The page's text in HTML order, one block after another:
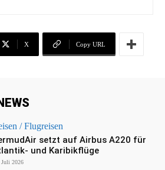
X Copy URL
/ Flugreisen
setzt auf Airbus A220 für
und Karibikflüge
Juli 2026